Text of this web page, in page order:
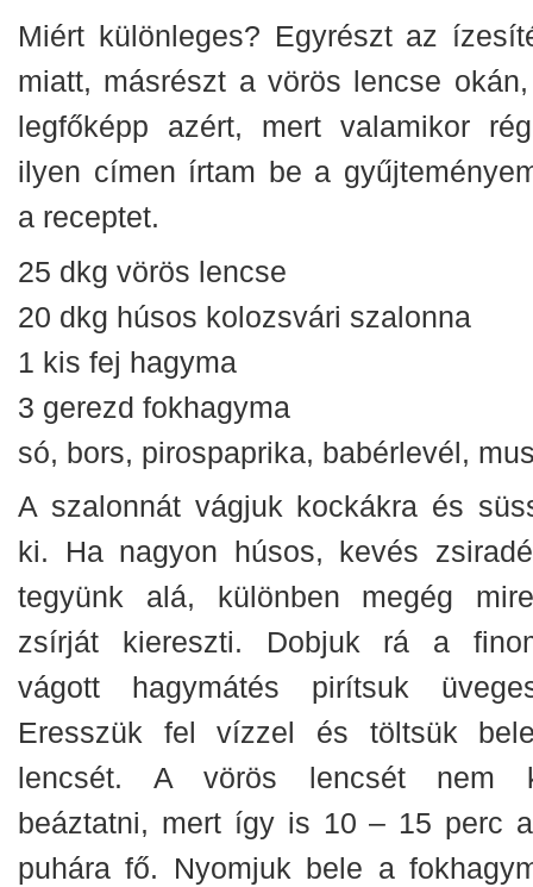
Miért különleges? Egyrészt az
miatt, másrészt a vörös lencse
legfőképp azért, mert valamikor
ilyen címen írtam be a
a receptet.
25 dkg vörös lencse
20 dkg húsos kolozsvári szalonna
1 kis fej hagyma
3 gerezd fokhagyma
só, bors, pirospaprika, babérlevél,
A szalonnát vágjuk kockákra és
ki. Ha nagyon húsos, kevés
tegyünk alá, különben megég
zsírját kiereszti. Dobjuk rá a
vágott hagymátés pirítsuk
Eresszük fel vízzel és töltsük
lencsét. A vörös lencsét nem
beáztatni, mert így is 10 – 15 perc
puhára fő. Nyomjuk bele a